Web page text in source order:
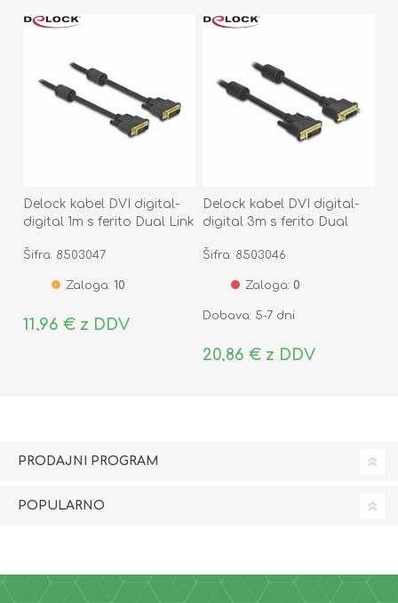
Delock kabel DVI digital-
digital 1m s ferito Dual Link
Šifra: 8503047
Zaloga: 10
11,96 € z DDV
Delock kabel DVI digital-
digital 3m s ferito Dual
Šifra: 8503046
Zaloga: 0
Dobava: 5-7 dni
20,86 € z DDV
PRODAJNI PROGRAM
POPULARNO